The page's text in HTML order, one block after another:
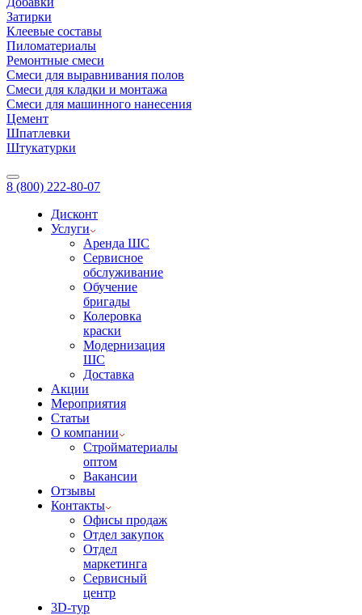
Затирки
Клеевые составы
Пиломатериалы
Ремонтные смеси
Смеси для выравнивания полов
Смеси для кладки и монтажа
Смеси для машинного нанесения
Цемент
Шпатлевки
Штукатурки
8 (800) 222-80-07
Дисконт
Услуги
Аренда ШС
Сервисное
обслуживание
Обучение
бригады
Колеровка
краски
Модернизация
ШС
Доставка
Акции
Мероприятия
Статьи
О компании
Стройматериалы
оптом
Вакансии
Отзывы
Контакты
Офисы продаж
Отдел закупок
Отдел
маркетинга
Сервисный
центр
3D-тур